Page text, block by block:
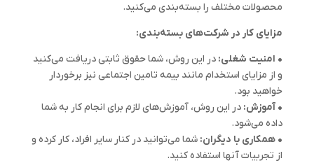
محصولات مختلف را بسته‌بندی می‌کنید.
مزایای کار در شرکت‌های بسته‌بندی:
• امنیت شغلی: در این روش، شما حقوق ثابتی دریافت می‌کنید
و از مزایای استخدام مانند بیمه تامین اجتماعی نیز برخوردار
خواهید بود.
• آموزش: در این روش، آموزش‌های لازم برای انجام کار به شما
داده می‌شود.
• همکاری با دیگران: شما می‌توانید در کنار سایر افراد، کار کرده و
از تجربیات آنها استفاده کنید.